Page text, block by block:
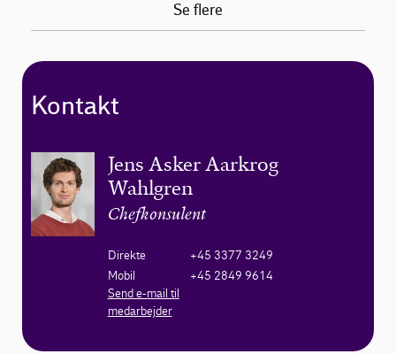
Se flere
Kontakt
Jens Asker Aarkrog
Wahlgren
Chefkonsulent
Direkte
+45 3377 3249
Mobil
+45 2849 9614
Send e-mail til
medarbejder